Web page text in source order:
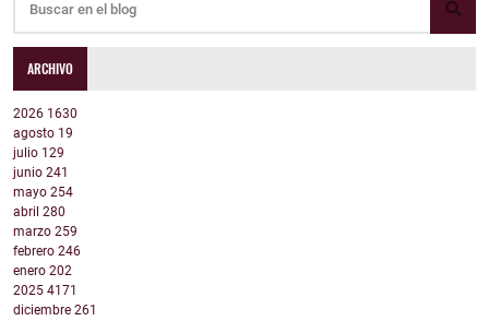
ARCHIVO
2026 1630
agosto 19
julio 129
junio 241
mayo 254
abril 280
marzo 259
febrero 246
enero 202
2025 4171
diciembre 261